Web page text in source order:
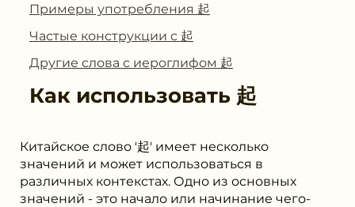
Примеры употребления 起
Частые конструкции с 起
Другие слова с иероглифом 起
Как использовать 起
Китайское слово '起' имеет несколько
значений и может использоваться в
различных контекстах. Одно из основных
значений - это начало или начинание чего-